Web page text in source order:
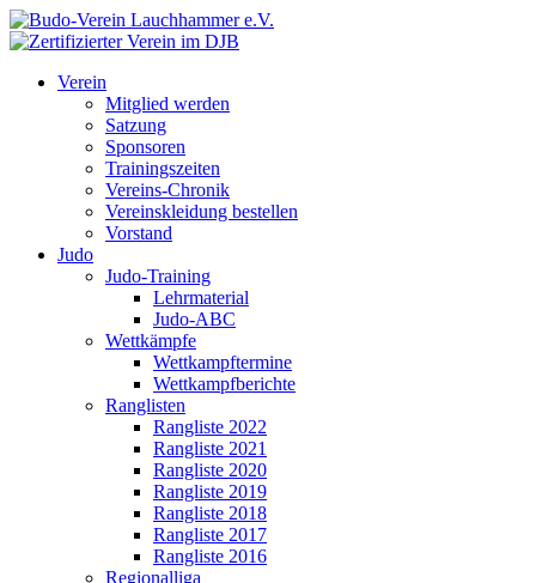
Verein
Mitglied werden
Satzung
Sponsoren
Trainingszeiten
Vereins-Chronik
Vereinskleidung bestellen
Vorstand
Judo
Judo-Training
Lehrmaterial
Judo-ABC
Wettkämpfe
Wettkampftermine
Wettkampfberichte
Ranglisten
Rangliste 2022
Rangliste 2021
Rangliste 2020
Rangliste 2019
Rangliste 2018
Rangliste 2017
Rangliste 2016
Regionalliga